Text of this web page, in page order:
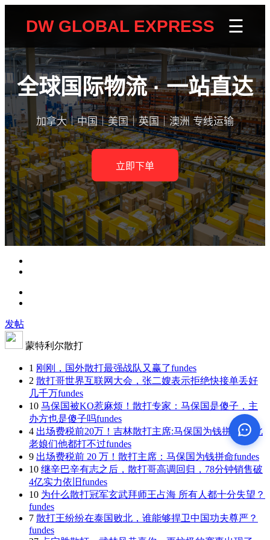
发帖
蒙特利尔散打
1 刚刚，国外散打最强战队又赢了fundes
2 散打哥世界互联网大会，张二嫂表示拒绝快接单丢好
几千万fundes
10 马保国被KO惹麻烦！散打专家：马保国是傻子，主
办方也是傻子吗fundes
4 出场费税前20万！吉林散打主席:马保国为钱拼命 东北
老娘们他都打不过fundes
9 出场费税前 20 万！散打主席：马保国为钱拼命fundes
10 继辛巴辛有志之后，散打哥高调回归，78分钟销售破
4亿实力依旧fundes
10 为什么散打冠军玄武拜师王占海 所有人都十分失望？
fundes
7 散打王纷纷在泰国败北，谁能够捍卫中国功夫尊严？
fundes